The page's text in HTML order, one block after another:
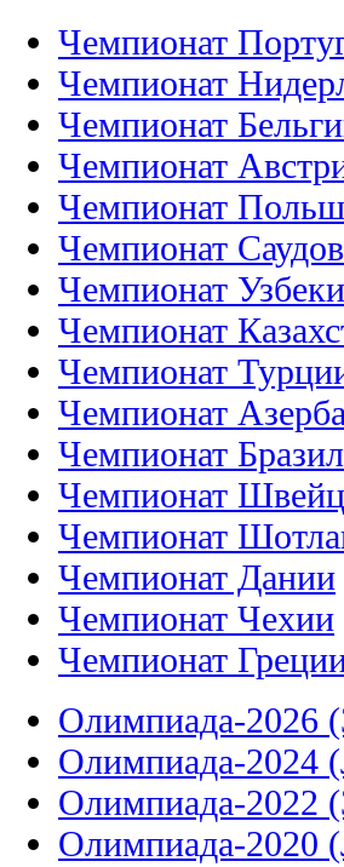
Чемпионат
Чемпионат
Чемпионат
Чемпионат
Чемпионат
Чемпионат
Чемпионат
Чемпионат
Чемпионат
Чемпионат
Чемпионат
Чемпионат
Чемпионат
Чемпионат Дании
Чемпионат Чехии
Чемпионат
Олимпиада-2026
Олимпиада-2024
Олимпиада-2022
Олимпиада-2020